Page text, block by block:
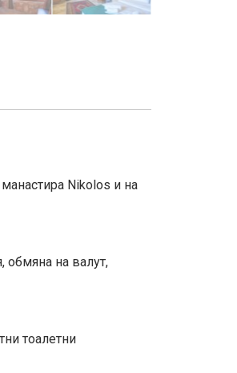
Nikolos и на
обмяна на валут,
тоалетни